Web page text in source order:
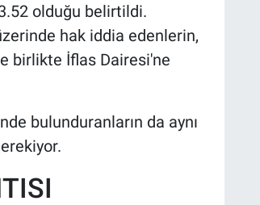
olduğu belirtildi.
hak iddia edenlerin,
birlikte İflas Dairesi'ne
bulunduranların da aynı